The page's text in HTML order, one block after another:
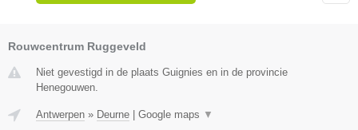
Rouwcentrum Ruggeveld
Niet gevestigd in de plaats Guignies en in de provincie
Henegouwen.
Antwerpen » Deurne Google maps ▼